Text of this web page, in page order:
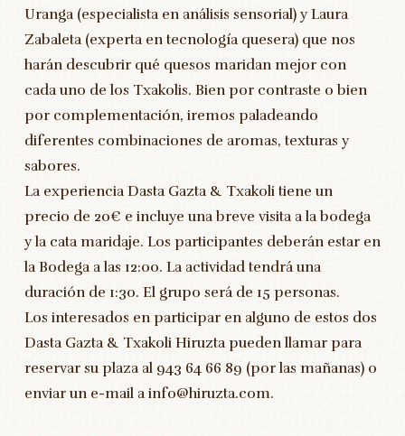
Uranga (especialista en análisis sensorial) y Laura
Zabaleta (experta en tecnología quesera) que nos
harán descubrir qué quesos maridan mejor con
cada uno de los Txakolis. Bien por contraste o bien
por complementación, iremos paladeando
diferentes combinaciones de aromas, texturas y
sabores.
La experiencia Dasta Gazta & Txakoli tiene un
precio de 20€ e incluye una breve visita a la bodega
y la cata maridaje. Los participantes deberán estar en
la Bodega a las 12:00. La actividad tendrá una
duración de 1:30. El grupo será de 15 personas.
Los interesados en participar en alguno de estos dos
Dasta Gazta & Txakoli Hiruzta pueden llamar para
reservar su plaza al 943 64 66 89 (por las mañanas) o
enviar un e-mail a info@hiruzta.com.